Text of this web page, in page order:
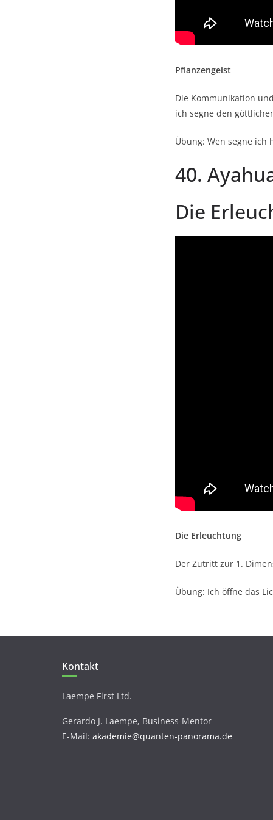
Pflanzengeist
Die Kommunikation
ich segne den
Übung: Wen segne ich
40.
Die
Die Erleuchtung
Der Zutritt zur 1.
Übung: Ich öffne das
Kontakt
Laempe First Ltd.
Gerardo J. Laempe, Business-Mentor
E-Mail: akademie@quanten-panorama.de